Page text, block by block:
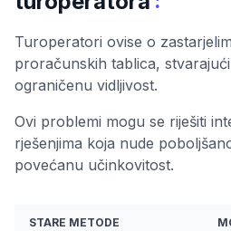
Turoperatori ovise o
proračunskih tablica,
ograničenu vidljivost.
Ovi problemi mogu se riješiti
rješenjima koja nude
povećanu učinkovitost.
STARE METODE